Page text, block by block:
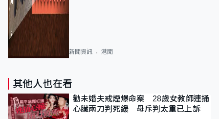
新聞資訊 港聞
其他人也在看
勸未婚夫戒煙爆命案 28歲女教師連捅
心臟兩刀判死緩 母斥判太重已上訴